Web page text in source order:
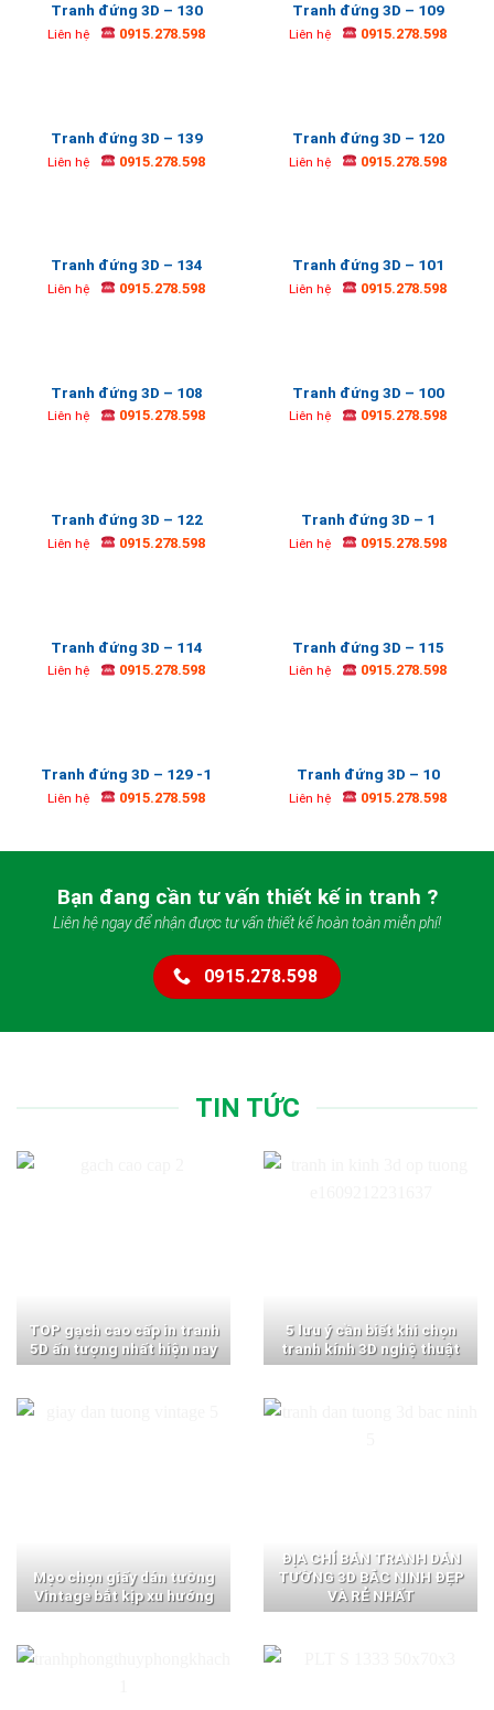
Tranh đứng 3D – 130
Liên hệ 0915.278.598
Tranh đứng 3D – 109
Liên hệ 0915.278.598
Tranh đứng 3D – 139
Liên hệ 0915.278.598
Tranh đứng 3D – 120
Liên hệ 0915.278.598
Tranh đứng 3D – 134
Liên hệ 0915.278.598
Tranh đứng 3D – 101
Liên hệ 0915.278.598
Tranh đứng 3D – 108
Liên hệ 0915.278.598
Tranh đứng 3D – 100
Liên hệ 0915.278.598
Tranh đứng 3D – 122
Liên hệ 0915.278.598
Tranh đứng 3D – 1
Liên hệ 0915.278.598
Tranh đứng 3D – 114
Liên hệ 0915.278.598
Tranh đứng 3D – 115
Liên hệ 0915.278.598
Tranh đứng 3D – 129 -1
Liên hệ 0915.278.598
Tranh đứng 3D – 10
Liên hệ 0915.278.598
Bạn đang cần tư vấn thiết kế in tranh ?
Liên hệ ngay để nhận được tư vấn thiết kế hoàn toàn miễn phí!
0915.278.598
TIN TỨC
TOP gạch cao cấp in tranh
5D ấn tượng nhất hiện nay
5 lưu ý cần biết khi chọn
tranh kính 3D nghệ thuật
Mẹo chọn giấy dán tường
Vintage bắt kịp xu hướng
ĐỊA CHỈ BÁN TRANH DÁN
TƯỜNG 3D BẮC NINH ĐẸP
VÀ RẺ NHẤT